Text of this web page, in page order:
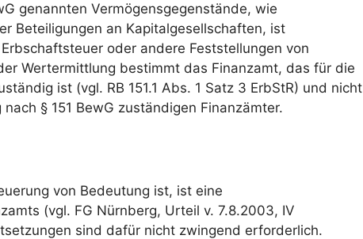
genannten Vermögensgegenstände, wie
Beteiligungen an Kapitalgesellschaften, ist
oder andere Feststellungen von
Wertermittlung bestimmt das Finanzamt, das für die
ist (vgl. RB 151.1 Abs. 1 Satz 3 ErbStR) und nicht
§ 151 BewG zuständigen Finanzämter.
von Bedeutung ist, ist eine
(vgl. FG Nürnberg, Urteil v. 7.8.2003, IV
sind dafür nicht zwingend erforderlich.